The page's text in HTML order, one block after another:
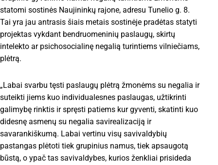
statomi sostinės Naujininkų rajone, adresu Tunelio g. 8.
Tai yra jau antrasis šiais metais sostinėje pradėtas statyti
projektas vykdant bendruomeninių paslaugų, skirtų
intelekto ar psichosocialinę negalią turintiems vilniečiams,
plėtrą.
„Labai svarbu tęsti paslaugų plėtrą žmonėms su negalia ir
suteikti jiems kuo individualesnes paslaugas, užtikrinti
galimybę rinktis ir spręsti patiems kur gyventi, skatinti kuo
didesnę asmenų su negalia savirealizaciją ir
savarankiškumą. Labai vertinu visų savivaldybių
pastangas plėtoti tiek grupinius namus, tiek apsaugotą
būstą, o ypač tas savivaldybes, kurios ženkliai prisideda